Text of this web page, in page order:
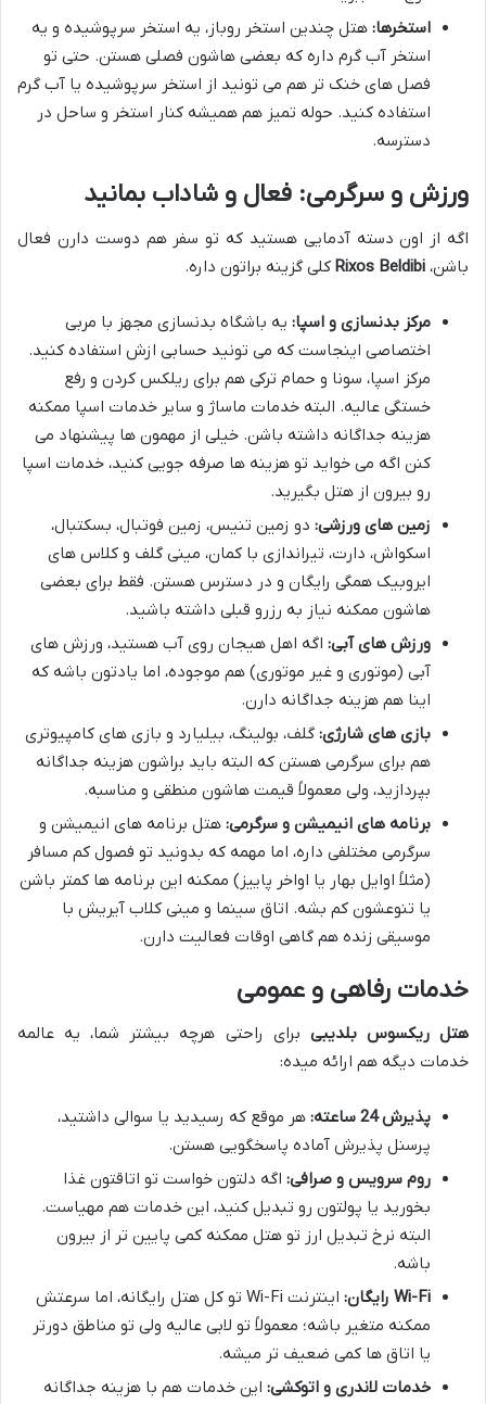
استخرها: هتل چندین استخر روباز، یه استخر سرپوشیده و یه
استخر آب گرم داره که بعضی هاشون فصلی هستن. حتی تو
فصل های خنک تر هم می تونید از استخر سرپوشیده یا آب گرم
استفاده کنید. حوله تمیز هم همیشه کنار استخر و ساحل در
دسترسه.
ورزش و سرگرمی: فعال و شاداب بمانید
اگه از اون دسته آدمایی هستید که تو سفر هم دوست دارن فعال
باشن، Rixos Beldibi کلی گزینه براتون داره.
مرکز بدنسازی و اسپا: یه باشگاه بدنسازی مجهز با مربی
اختصاصی اینجاست که می تونید حسابی ازش استفاده کنید.
مرکز اسپا، سونا و حمام ترکی هم برای ریلکس کردن و رفع
خستگی عالیه. البته خدمات ماساژ و سایر خدمات اسپا ممکنه
هزینه جداگانه داشته باشن. خیلی از مهمون ها پیشنهاد می
کنن اگه می خواید تو هزینه ها صرفه جویی کنید، خدمات اسپا
رو بیرون از هتل بگیرید.
زمین های ورزشی: دو زمین تنیس، زمین فوتبال، بسکتبال،
اسکواش، دارت، تیراندازی با کمان، مینی گلف و کلاس های
ایروبیک همگی رایگان و در دسترس هستن. فقط برای بعضی
هاشون ممکنه نیاز به رزرو قبلی داشته باشید.
ورزش های آبی: اگه اهل هیجان روی آب هستید، ورزش های
آبی (موتوری و غیر موتوری) هم موجوده، اما یادتون باشه که
اینا هم هزینه جداگانه دارن.
بازی های شارژی: گلف، بولینگ، بیلیارد و بازی های کامپیوتری
هم برای سرگرمی هستن که البته باید براشون هزینه جداگانه
بپردازید، ولی معمولاً قیمت هاشون منطقی و مناسبه.
برنامه های انیمیشن و سرگرمی: هتل برنامه های انیمیشن و
سرگرمی مختلفی داره، اما مهمه که بدونید تو فصول کم مسافر
(مثلاً اوایل بهار یا اواخر پاییز) ممکنه این برنامه ها کمتر باشن
یا تنوعشون کم بشه. اتاق سینما و مینی کلاب آیریش با
موسیقی زنده هم گاهی اوقات فعالیت دارن.
خدمات رفاهی و عمومی
هتل ریکسوس بلدیبی برای راحتی هرچه بیشتر شما، یه عالمه
خدمات دیگه هم ارائه میده:
پذیرش 24 ساعته:
هر موقع که رسیدید یا سوالی داشتید،
پرسنل پذیرش آماده پاسخگویی هستن.
روم سرویس و صرافی: اگه دلتون خواست تو اتاقتون غذا
بخورید یا پولتون رو تبدیل کنید، این خدمات هم مهیاست.
البته نرخ تبدیل ارز تو هتل ممکنه کمی پایین تر از بیرون
باشه.
Wi-Fi رایگان:
اینترنت Wi-Fi تو کل هتل رایگانه، اما سرعتش
ممکنه متغیر باشه؛ معمولاً تو لابی عالیه ولی تو مناطق دورتر
یا اتاق ها کمی ضعیف تر میشه.
خدمات لاندری و اتوکشی: این خدمات هم با هزینه جداگانه